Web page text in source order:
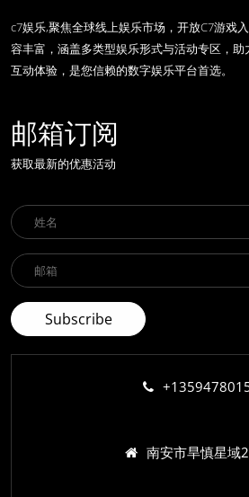
c7娱乐,聚焦全球线上娱乐市场，开放C7游戏
容丰富，涵盖多类型娱乐形式与活动专区，
互动体验，是您信赖的数字娱乐平台首选。
邮箱订阅
获取最新的优惠活动
南安市旱慎星域